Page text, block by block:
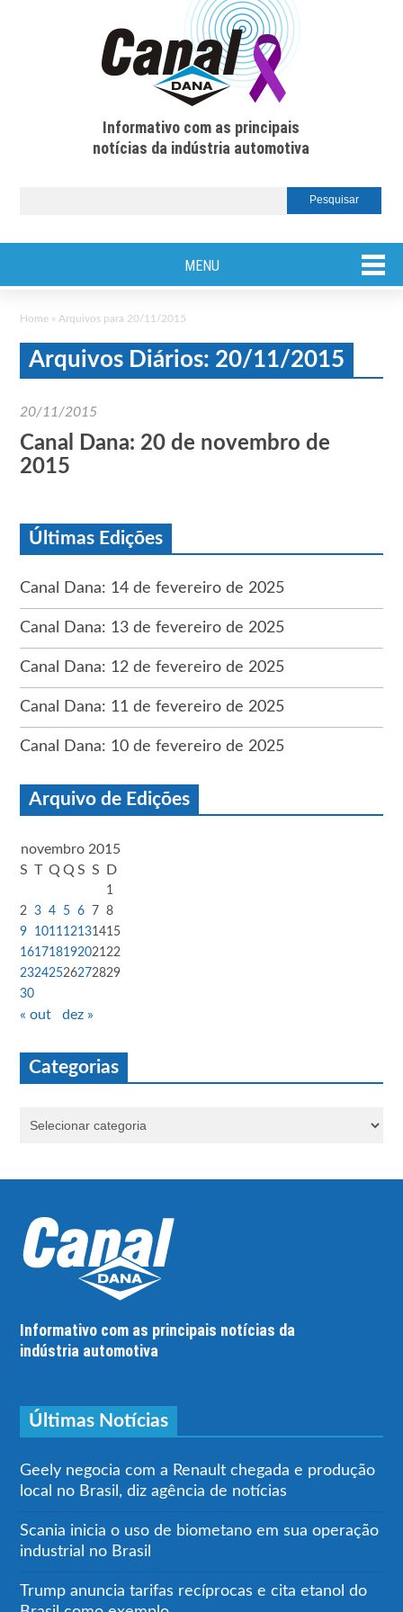
Informativo com as principais
notícias da indústria automotiva
MENU
Home » Arquivos para 20/11/2015
Arquivos Diários: 20/11/2015
20/11/2015
Canal Dana: 20 de novembro de
2015
Últimas Edições
Canal Dana: 14 de fevereiro de 2025
Canal Dana: 13 de fevereiro de 2025
Canal Dana: 12 de fevereiro de 2025
Canal Dana: 11 de fevereiro de 2025
Canal Dana: 10 de fevereiro de 2025
Arquivo de Edições
novembro 2015
S T Q Q S S D
1
2
3 4 5 6 7 8
9
1011 12131415
161718192021 22
23242526272829
30
« out dez »
Categorias
Informativo com as principais notícias da
indústria automotiva
Últimas Notícias
Geely negocia com a Renault chegada e produção
local no Brasil, diz agência de notícias
Scania inicia o uso de biometano em sua operação
industrial no Brasil
Trump anuncia tarifas recíprocas e cita etanol do